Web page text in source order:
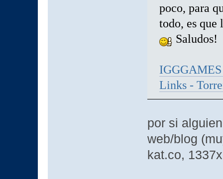
poco, para
todo, es
Saludos!
Links -
por si
web/blog
kat.co,